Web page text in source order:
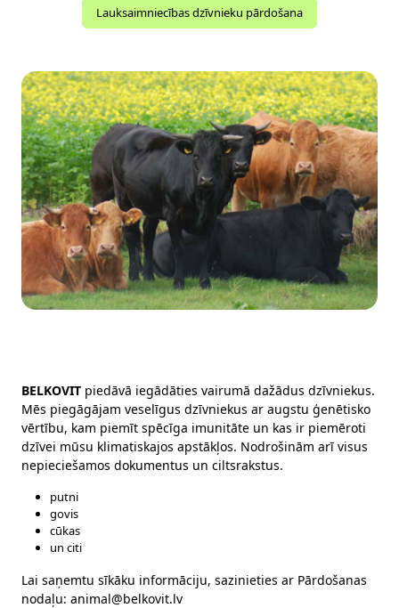
Lauksaimniecības dzīvnieku pārdošana
BELKOVIT piedāvā iegādāties vairumā dažādus dzīvniekus.
Mēs piegāgājam veselīgus dzīvniekus ar augstu ģenētisko
vērtību, kam piemīt spēcīga imunitāte un kas ir piemēroti
dzīvei mūsu klimatiskajos apstākļos. Nodrošinām arī visus
nepieciešamos dokumentus un ciltsrakstus.
putni
govis
cūkas
un citi
Lai saņemtu sīkāku informāciju, sazinieties ar Pārdošanas
nodaļu: animal@belkovit.lv